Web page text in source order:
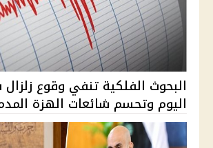
البحوث الفلكية تنفي وقوع
اليوم وتحسم شائعات الهزة